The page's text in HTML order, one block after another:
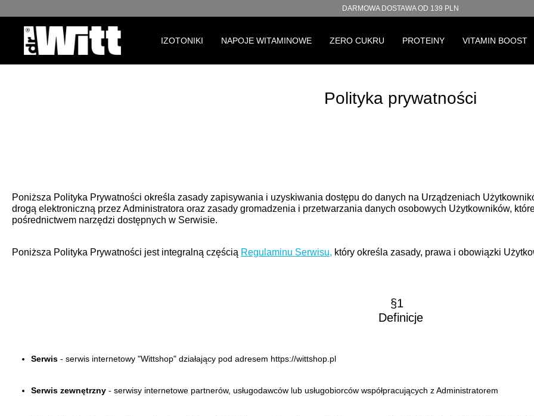
DARMOWA DOSTAWA OD 139 PLN
IZOTONIKI NAPOJE WITAMINOWE ZERO CUKRU PROTEINY VITAMIN BOOST
Polityka prywatności
Poniższa Polityka Prywatności określa zasady zapisywania i uzyskiwania dostępu do danych na Urządzeniach
drogą elektroniczną przez Administratora oraz zasady gromadzenia i przetwarzania danych osobowych Użytkowników,
pośrednictwem narzędzi dostępnych w Serwisie.
Poniższa Polityka Prywatności jest integralną częścią Regulaminu Serwisu, który określa zasady, prawa i obowiązki
§1
Definicje
Serwis - serwis internetowy "Wittshop" działający pod adresem https://wittshop.pl
Serwis zewnętrzny - serwisy internetowe partnerów, usługodawców lub usługobiorców współpracujących z Administratorem